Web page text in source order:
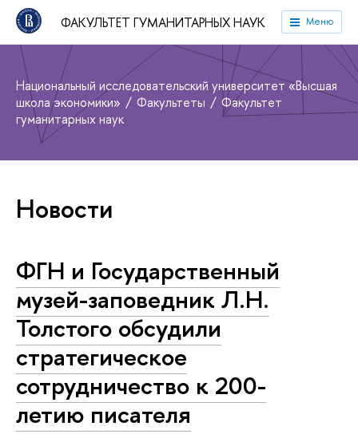
ФАКУЛЬТЕТ ГУМАНИТАРНЫХ НАУК Меню
Национальный исследовательский университет «Высшая
школа экономики»
Факультеты
Факультет
гуманитарных наук
Новости
ФГН и Государственный
музей-заповедник Л.Н.
Толстого обсудили
стратегическое
сотрудничество к 200-
летию писателя